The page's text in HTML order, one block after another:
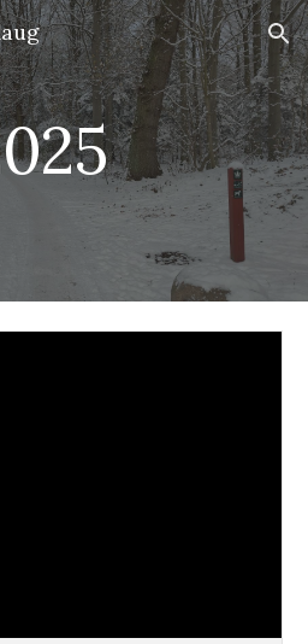
Skip to navigation